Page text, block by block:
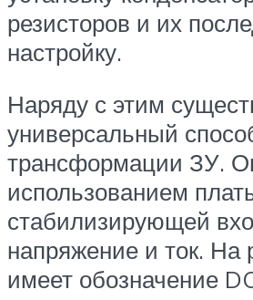
резисторов и их
настройку.
Наряду с этим
универсальный
трансформации ЗУ.
использованием
стабилизирующей
напряжение и ток. На
имеет обозначение